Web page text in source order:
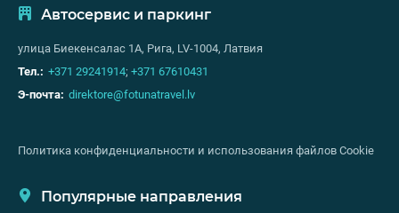
Автосервис и паркинг
улица Биекенсалас 1А, Рига, LV-1004, Латвия
Тел.: +371 29241914; +371 67610431
Э-почта: direktore@fotunatravel.lv
Политика конфиденциальности и использования файлов Cookie
Популярные направления